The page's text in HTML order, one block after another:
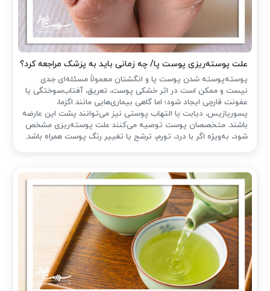
علت پوسته‌ریزی پوست پا/ چه زمانی باید به پزشک مراجعه کرد؟
پوسته‌پوسته شدن پوست پا و انگشتان معمولاً مسئله‌ای جدی
نیست و ممکن است در اثر خشکی پوست، تعریق، آفتاب‌سوختگی یا
عفونت قارچی ایجاد شود؛ اما گاهی بیماری‌هایی مانند اگزما،
پسوریازیس، دیابت یا التهاب پوستی نیز می‌توانند پشت این عارضه
باشند. متخصصان پوست توصیه می‌کنند علت پوسته‌ریزی مشخص
شود، به‌ویژه اگر با درد، تورم، ترشح یا تغییر رنگ پوست همراه باشد.